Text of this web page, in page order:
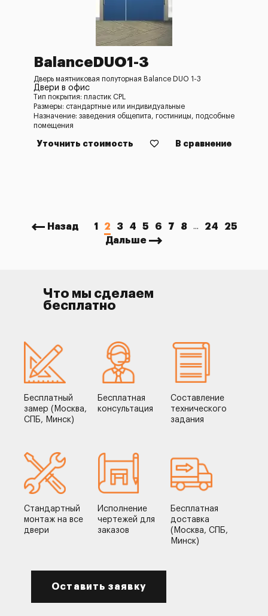
BalanceDUO1-3
Дверь маятниковая полуторная Balance DUO 1-3
Двери в офис
Тип покрытия: пластик CPL
Размеры: стандартные или индивидуальные
Назначение: заведения общепита, гостиницы, подсобные
помещения
Уточнить стоимость В сравнение
Назад 1 2 3 4 5 6 7 8 ... 24
25
Дальше
Что мы сделаем
бесплатно
Бесплатный
замер (Москва,
СПБ, Минск)
Бесплатная
консультация
Составление
технического
задания
Стандартный
монтаж на все
двери
Исполнение
чертежей для
заказов
Бесплатная
доставка
(Москва, СПБ,
Минск)
Оставить заявку